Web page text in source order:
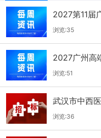
2027第11届
报（7.22-
浏览:35
2027广州高
-27日）
浏览:51
武汉市中西
目三十三公开
浏览:36